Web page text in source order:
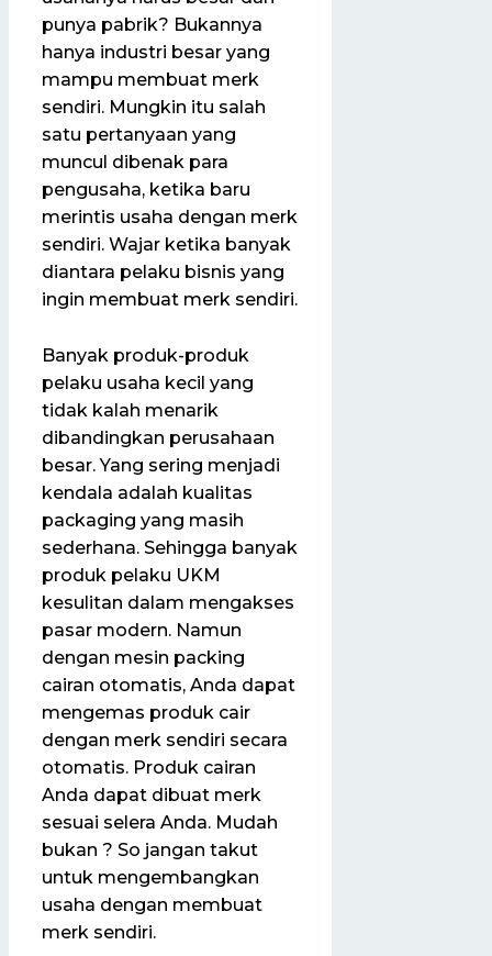
punya pabrik? Bukannya
hanya industri besar yang
mampu membuat merk
sendiri. Mungkin itu salah
satu pertanyaan yang
muncul dibenak para
pengusaha, ketika baru
merintis usaha dengan merk
sendiri. Wajar ketika banyak
diantara pelaku bisnis yang
ingin membuat merk sendiri.
Banyak produk-produk
pelaku usaha kecil yang
tidak kalah menarik
dibandingkan perusahaan
besar. Yang sering menjadi
kendala adalah kualitas
packaging yang masih
sederhana. Sehingga banyak
produk pelaku UKM
kesulitan dalam mengakses
pasar modern. Namun
dengan mesin packing
cairan otomatis, Anda dapat
mengemas produk cair
dengan merk sendiri secara
otomatis. Produk cairan
Anda dapat dibuat merk
sesuai selera Anda. Mudah
bukan ? So jangan takut
untuk mengembangkan
usaha dengan membuat
merk sendiri.